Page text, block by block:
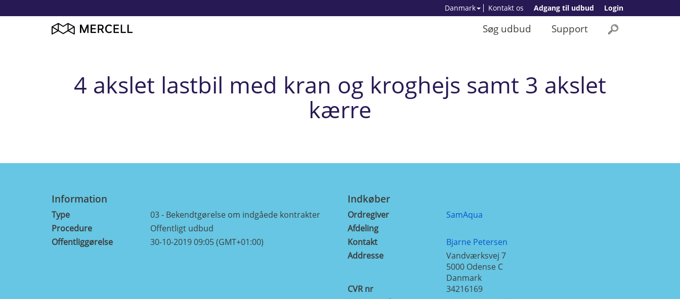
Login
Adgang til udbud
Kontakt os
Danmark
Support
Søg udbud
4 akslet lastbil med kran og kroghejs samt 3 akslet
kærre
Information
Type
03 - Bekendtgørelse om indgåede kontrakter
Procedure
Offentligt udbud
Offentliggørelse
30-10-2019 09:05 (GMT+01:00)
Indkøber
Ordregiver
SamAqua
Afdeling
Kontakt
Bjarne Petersen
Addresse
Vandværksvej 7
5000 Odense C
Danmark
CVR nr
34216169